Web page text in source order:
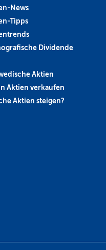
News
Tipps
Dividende
Aktien
Aktien verkaufen
Aktien steigen?